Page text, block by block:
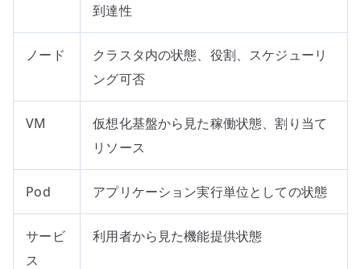
到達性
ノード
クラスタ内の状態、役割、スケジューリ
ング可否
VM
仮想化基盤から見た稼働状態、割り当て
リソース
Pod アプリケーション実行単位としての状態
サービ
ス
利用者から見た機能提供状態